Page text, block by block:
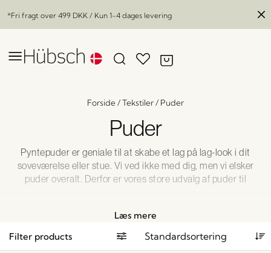
*Fri fragt over 499 DKK / Kun 1-4 dages levering
Forside/Tekstiler/ Puder
Puder
Pyntepuder er geniale til at skabe et lag på lag-look i dit
soveværelse eller stue. Vi ved ikke med dig, men vi elsker
puder overalt. Derfor er vores store udvalg af puder til
to mange, som du kan lide.
Læs mere
Filter products